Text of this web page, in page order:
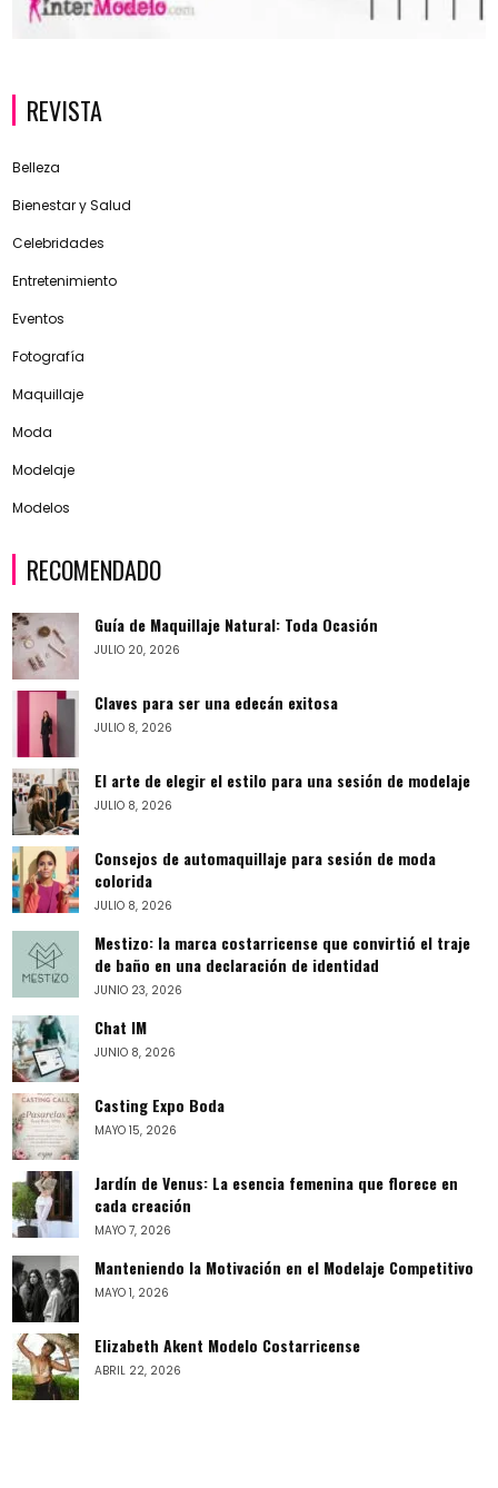
REVISTA
Belleza
Bienestar y Salud
Celebridades
Entretenimiento
Eventos
Fotografía
Maquillaje
Moda
Modelaje
Modelos
RECOMENDADO
Guía de Maquillaje Natural: Toda Ocasión
JULIO 20, 2026
Claves para ser una edecán exitosa
JULIO 8, 2026
El arte de elegir el estilo para una sesión de modelaje
JULIO 8, 2026
Consejos de automaquillaje para sesión de moda
colorida
JULIO 8, 2026
Mestizo: la marca costarricense que convirtió el traje
de baño en una declaración de identidad
JUNIO 23, 2026
Chat IM
JUNIO 8, 2026
Casting Expo Boda
MAYO 15, 2026
Jardín de Venus: La esencia femenina que florece en
cada creación
MAYO 7, 2026
Manteniendo la Motivación en el Modelaje Competitivo
MAYO 1, 2026
Elizabeth Akent Modelo Costarricense
ABRIL 22, 2026